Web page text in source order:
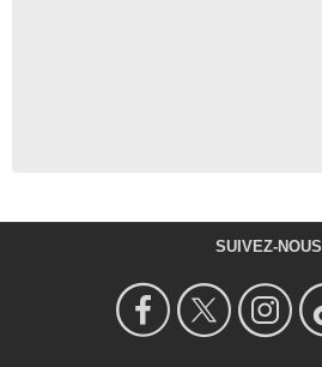
SUIVEZ-NOUS